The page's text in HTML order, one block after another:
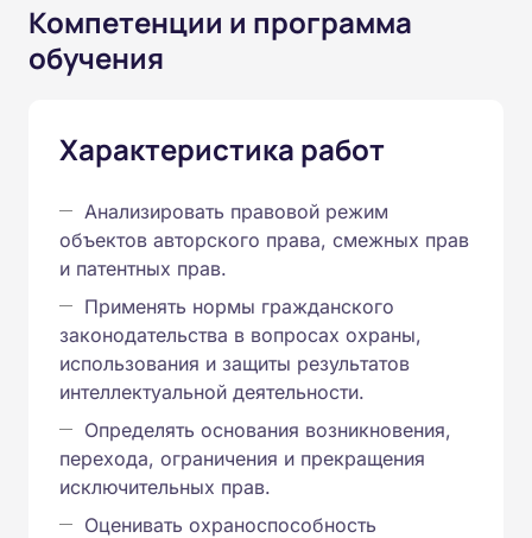
Компетенции и программа
обучения
Характеристика работ
Анализировать правовой режим
объектов авторского права, смежных прав
и патентных прав.
Применять нормы гражданского
законодательства в вопросах охраны,
использования и защиты результатов
интеллектуальной деятельности.
Определять основания возникновения,
перехода, ограничения и прекращения
исключительных прав.
Оценивать охраноспособность